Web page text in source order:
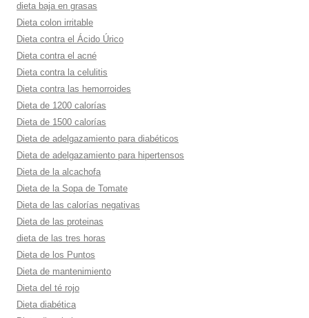
dieta baja en grasas
Dieta colon irritable
Dieta contra el Ácido Úrico
Dieta contra el acné
Dieta contra la celulitis
Dieta contra las hemorroides
Dieta de 1200 calorí­as
Dieta de 1500 calorí­as
Dieta de adelgazamiento para diabéticos
Dieta de adelgazamiento para hipertensos
Dieta de la alcachofa
Dieta de la Sopa de Tomate
Dieta de las calorí­as negativas
Dieta de las proteinas
dieta de las tres horas
Dieta de los Puntos
Dieta de mantenimiento
Dieta del té rojo
Dieta diabética